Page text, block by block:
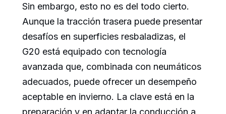
Sin embargo, esto no es del todo cierto.
Aunque la tracción trasera puede presentar
desafíos en superficies resbaladizas, el
G20 está equipado con tecnología
avanzada que, combinada con neumáticos
adecuados, puede ofrecer un desempeño
aceptable en invierno. La clave está en la
preparación y en adaptar la conducción a